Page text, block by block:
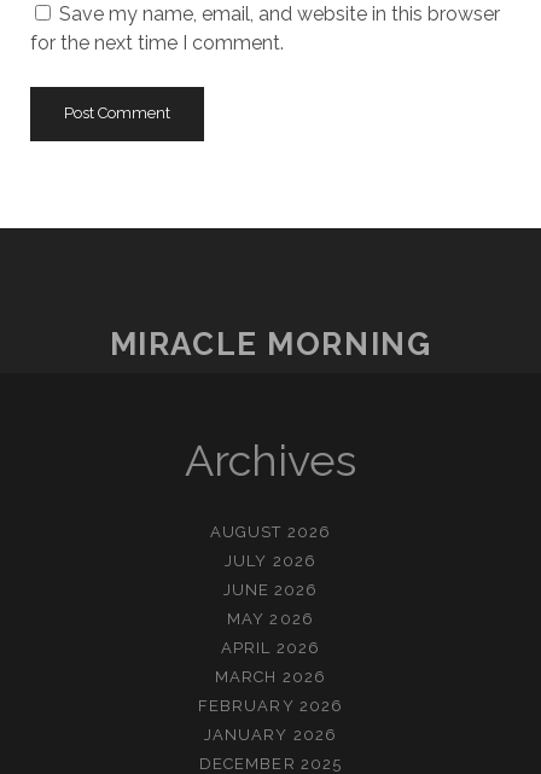
Save my name, email, and website in this browser
for the next time I comment.
MIRACLE MORNING
Archives
AUGUST 2026
JULY 2026
JUNE 2026
MAY 2026
APRIL 2026
MARCH 2026
FEBRUARY 2026
JANUARY 2026
DECEMBER 2025